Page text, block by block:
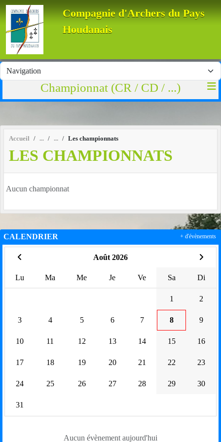
Compagnie d'Archers du Pays
Houdanais
Championnat (CR / CD / ...)
Accueil Les championnats
LES CHAMPIONNATS
Aucun championnat
CALENDRIER
Août 2026
Lu Ma Me Je Ve Sa Di
1 2
3 4 5 6 7 8 9
10 11 12 13 14 15 16
17 18 19 20 21 22 23
24 25 26 27 28 29 30
31
Aucun évènement aujourd'hui
+ d'évènements
Panneau de gestion des cookies